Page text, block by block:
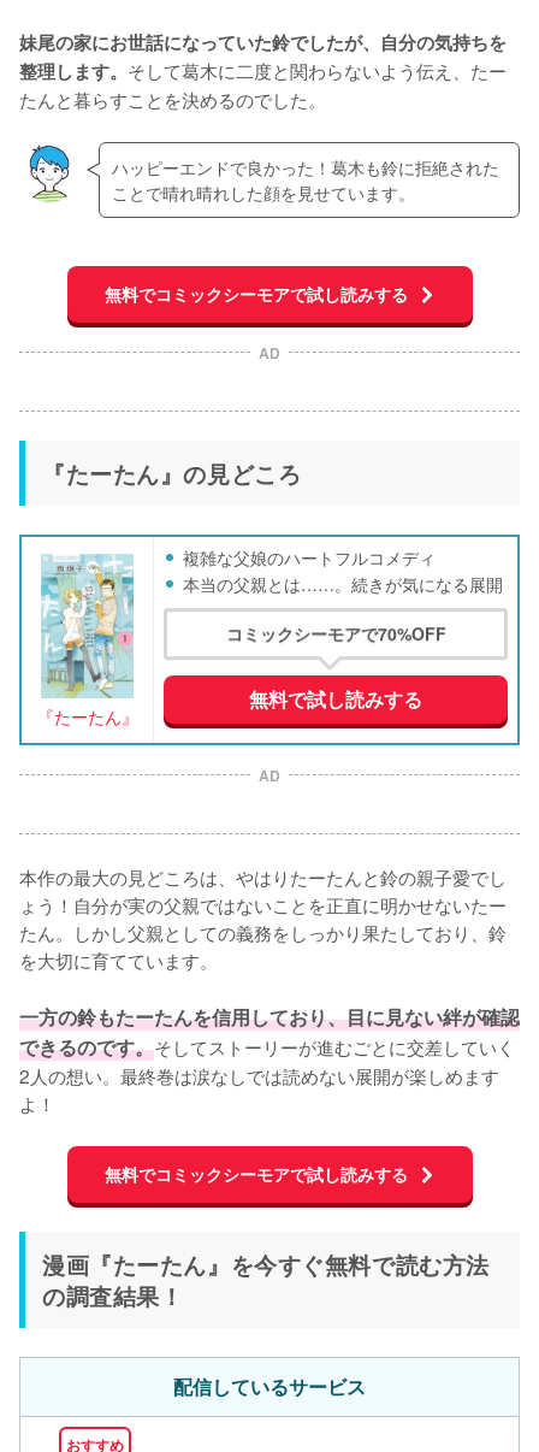
妹尾の家にお世話になっていた鈴でしたが、自分の気持ちを
整理します。 そして葛木に二度と関わらないよう伝え、たー
たんと暮らすことを決めるのでした。
ハッピーエンドで良かった！葛木も鈴に拒絶された
ことで晴れ晴れした顔を見せています。
無料でコミックシーモアで試し読みする
AD
『たーたん』の見どころ
『たーたん』
複雑な父娘のハートフルコメディ
本当の父親とは……。続きが気になる展開
コミックシーモアで70%OFF
無料で試し読みする
AD
本作の最大の見どころは、やはりたーたんと鈴の親子愛でし
ょう！自分が実の父親ではないことを正直に明かせないたー
たん。しかし父親としての義務をしっかり果たしており、鈴
を大切に育てています。
一方の鈴もたーたんを信用しており、目に見ない絆が確認
できるのです。そしてストーリーが進むごとに交差していく
2人の想い。最終巻は涙なしでは読めない展開が楽しめます
よ！
無料でコミックシーモアで試し読みする
漫画『たーたん』を今すぐ無料で読む方法
の調査結果！
配信しているサービス
おすすめ